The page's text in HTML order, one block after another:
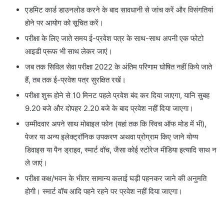
एडमिट कार्ड डाउनलोड करने के बाद सावधानी से जांच करें और विसंगतियां
होने पर आयोग को सूचित करें।
परीक्षा के लिए जाते समय ई-प्रवेश पत्र के साथ-साथ अपनी एक फोटो
आइडी प्रूफ भी साथ लेकर जाएं।
जब तक सिविल सेवा परीक्षा 2022 के अंतिम परिणाम घोषित नहीं किये जाते
हैं, तब तक ई-प्रवेश पत्र सुरक्षित रखें।
परीक्षा शुरू होने से 10 मिनट पहले प्रवेश बंद कर दिया जाएगा, यानि सुबह
9.20 बजे और दोपहर 2.20 बजे के बाद प्रवेश नहीं दिया जाएगा।
उम्मीदवार अपने साथ मोबाइल फोन (यहां तक कि स्विच ऑफ मोड में भी),
पेजर या अन्य इलेक्ट्रॉनिक उपकरण अथवा प्रोग्राम किए जाने योग्य
डिवाइस या पैन ड्राइव, स्मार्ट वॉच, जैसा कोई स्टोरेज मीडिया इत्यादि साथ न
ले जाएं।
परीक्षा कक्ष/भवन के भीतर सामान्य कलाई घड़ी पहनकर जाने की अनुमति
होगी। स्मार्ट वॉच आदि पहने रहने पर प्रवेश नहीं दिया जाएगा।